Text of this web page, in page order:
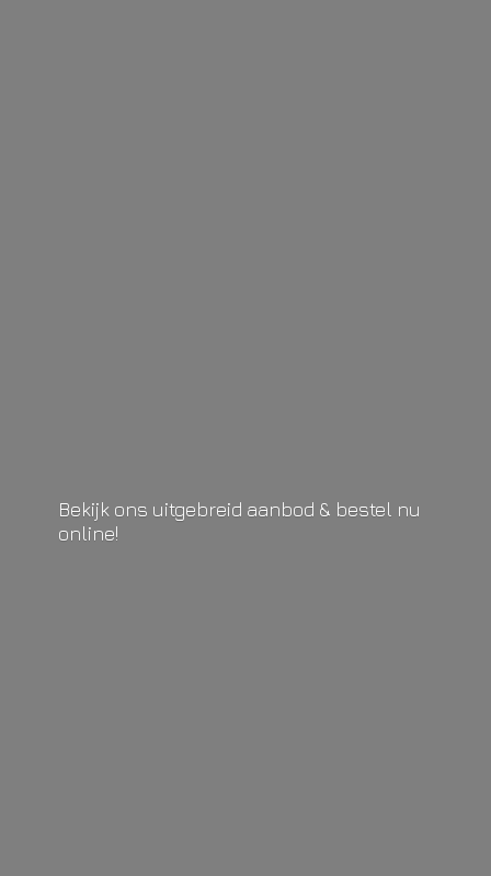
Bekijk ons uitgebreid aanbod & bestel nu
online!